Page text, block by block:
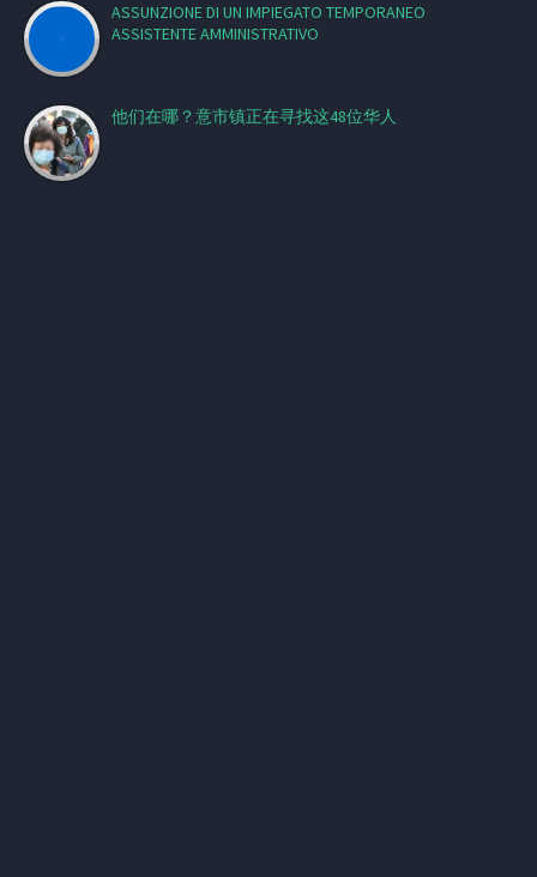
ASSUNZIONE DI UN IMPIEGATO TEMPORANEO
ASSISTENTE AMMINISTRATIVO
他们在哪？意市镇正在寻找这48位华人